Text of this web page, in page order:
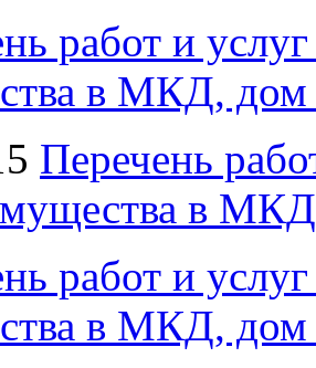
работ и
в МКД, дом
Перечень
в
работ и
в МКД, дом